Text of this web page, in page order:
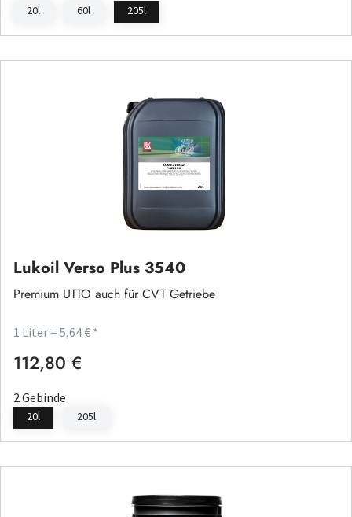
20l 60l 205l
Lukoil Verso Plus 3540
Premium UTTO auch für CVT Getriebe
1 Liter = 5,64 € *
Regulärer Preis:
112,80 €
2 Gebinde
20l 205l